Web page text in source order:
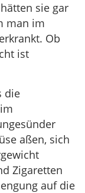
sie gar
man im
Ob
ist
die
aßen, sich
Zigaretten
auf die